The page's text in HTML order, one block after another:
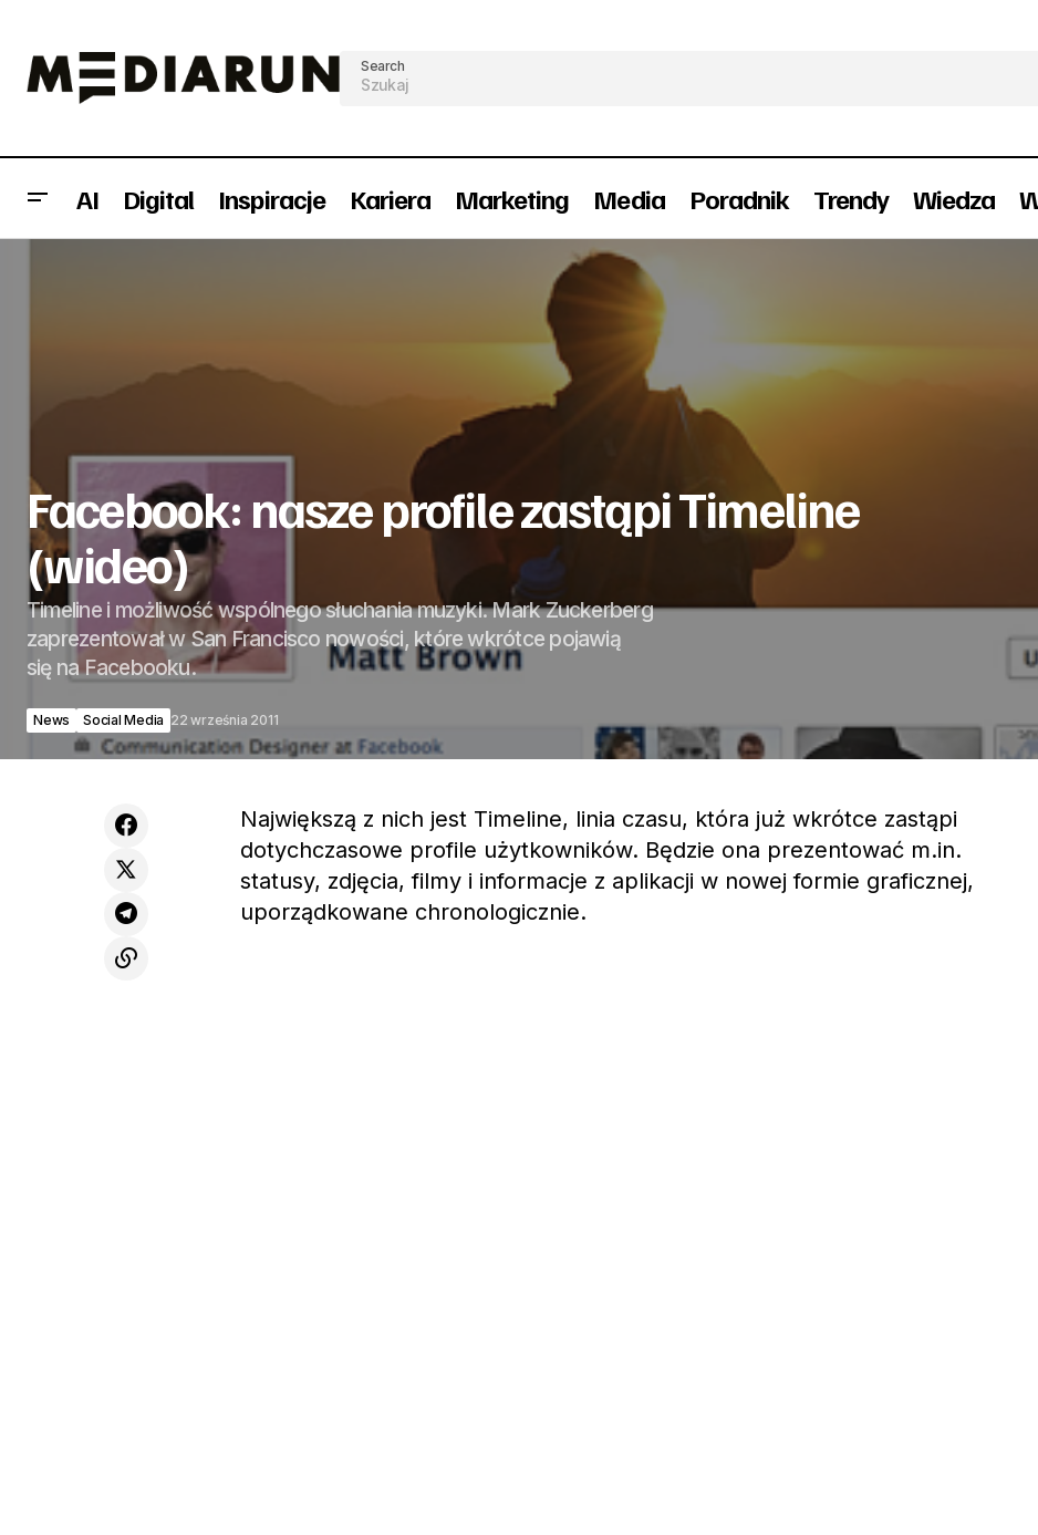
Search
AI Digital Inspiracje Kariera Marketing Media Poradnik Trendy Wiedza
Social Media Facebook: nasze profile zastąpi Timeline (wideo)
Facebook: nasze profile zastąpi Timeline
(wideo)
Timeline i możliwość wspólnego słuchania muzyki. Mark Zuckerberg
zaprezentował w San Francisco nowości, które wkrótce pojawią
się na Facebooku.
News Social Media 22 września 2011
Największą z nich jest Timeline, linia czasu, która już wkrótce zastąpi
dotychczasowe profile użytkowników. Będzie ona prezentować m.in.
statusy, zdjęcia, filmy i informacje z aplikacji w nowej formie graficznej,
uporządkowane chronologicznie.